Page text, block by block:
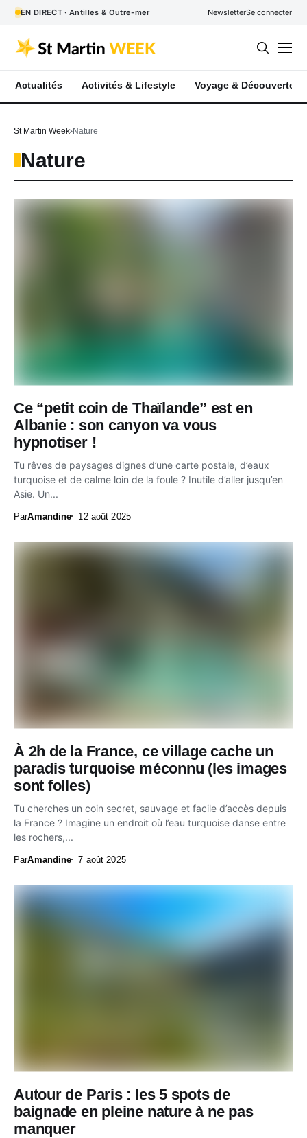
EN DIRECT · Antilles & Outre-mer NewsletterSe connecter
Actualités Activités & Lifestyle Voyage & Découverte
St Martin Week Nature
Nature
Ce “petit coin de Thaïlande” est en
Albanie : son canyon va vous
hypnotiser !
Tu rêves de paysages dignes d’une carte postale, d’eaux
turquoise et de calme loin de la foule ? Inutile d’aller jusqu’en
Asie. Un...
ParAmandine 12 août 2025
À 2h de la France, ce village cache un
paradis turquoise méconnu (les images
sont folles)
Tu cherches un coin secret, sauvage et facile d’accès depuis
la France ? Imagine un endroit où l’eau turquoise danse entre
les rochers,...
ParAmandine 7 août 2025
Autour de Paris : les 5 spots de
baignade en pleine nature à ne pas
manquer